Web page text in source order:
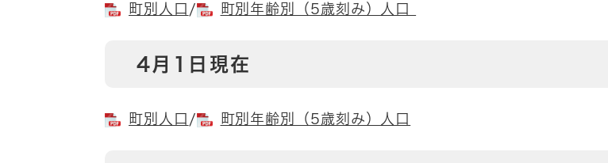
町別人口 / 町別年齢別（5歳刻み）人口
4月1日現在
町別人口 / 町別年齢別（5歳刻み）人口